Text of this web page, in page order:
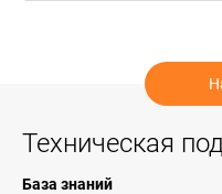
Техническая
База знаний